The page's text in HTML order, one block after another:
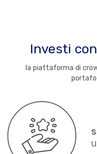
Investi
la piattaforma di